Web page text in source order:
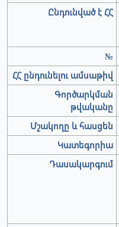
Ընդունված է ՀՀ
№
ՀՀ ընդունելու ամսաթիվ
Գործարկման
թվականը
Մշակողը և հասցեն
Կատեգորիա
Դասակարգում